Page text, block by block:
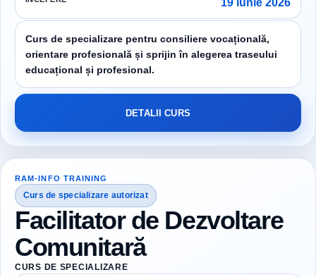
Curs de specializare pentru consiliere vocațională,
orientare profesională și sprijin în alegerea traseului
educațional și profesional.
DETALII CURS
RAM-INFO TRAINING
Curs de specializare autorizat
Facilitator de Dezvoltare
Comunitară
CURS DE SPECIALIZARE